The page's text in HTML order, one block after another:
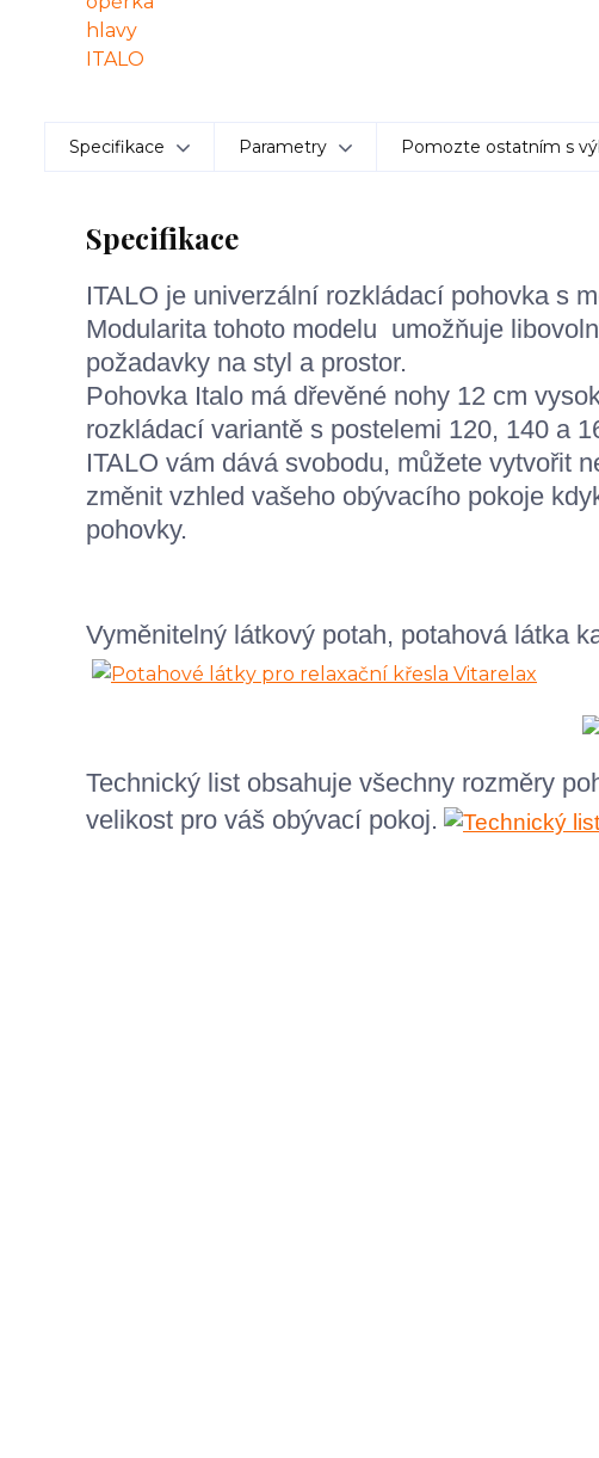
Specifikace Parametry Pomozte ostatním s
Specifikace
ITALO je univerzální rozkládací pohovka s
Modularita tohoto modelu umožňuje
požadavky na styl a prostor.
Pohovka Italo má dřevěné nohy 12 cm
rozkládací variantě s postelemi 120, 140 a
ITALO vám dává svobodu, můžete vytvořit
změnit vzhled vašeho obývacího pokoje
pohovky.
Vyměnitelný látkový potah, potahová látka
Technický list obsahuje všechny rozměry
velikost pro váš obývací pokoj.